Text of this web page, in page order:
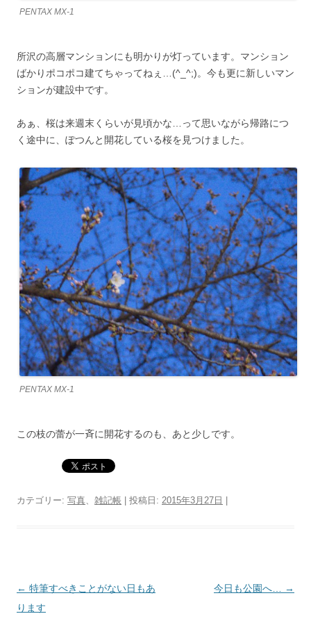
PENTAX MX-1
所沢の高層マンションにも明かりが灯っています。マンション
ばかりポコポコ建てちゃってねぇ…(^_^;)。今も更に新しいマン
ションが建設中です。
あぁ、桜は来週末くらいが見頃かな…って思いながら帰路につ
く途中に、ぽつんと開花している桜を見つけました。
PENTAX MX-1
この枝の蕾が一斉に開花するのも、あと少しです。
カテゴリー: 写真、 雑記帳 | 投稿日: 2015年3月27日
投
稿
← 特筆すべきことがない日もあ
ります
今日も公園へ… →